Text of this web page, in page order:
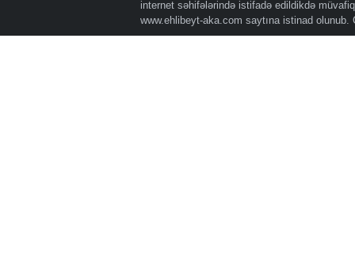
internet səhifələrində istifadə edildikdə
www.ehlibeyt-aka.com saytına istinad olunub.